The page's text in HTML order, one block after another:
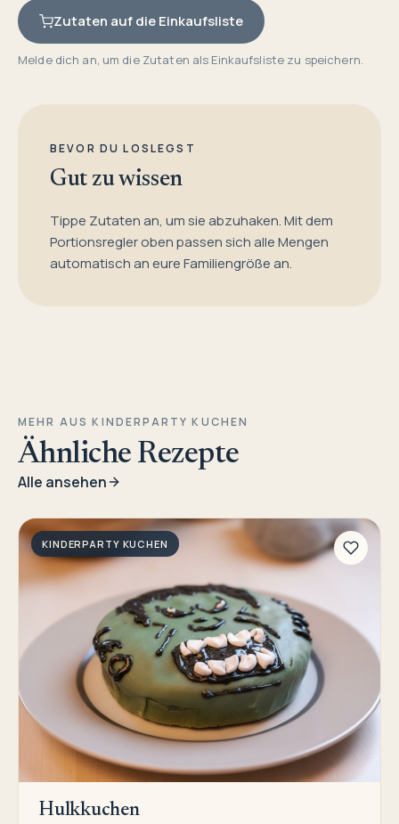
Zutaten auf die Einkaufsliste
Melde dich an, um die Zutaten als Einkaufsliste zu speichern.
BEVOR DU LOSLEGST
Gut zu wissen
Tippe Zutaten an, um sie abzuhaken. Mit dem
Portionsregler oben passen sich alle Mengen
automatisch an eure Familiengröße an.
MEHR AUS KINDERPARTY KUCHEN
Ähnliche Rezepte
Alle ansehen
KINDERPARTY KUCHEN
Hulkkuchen